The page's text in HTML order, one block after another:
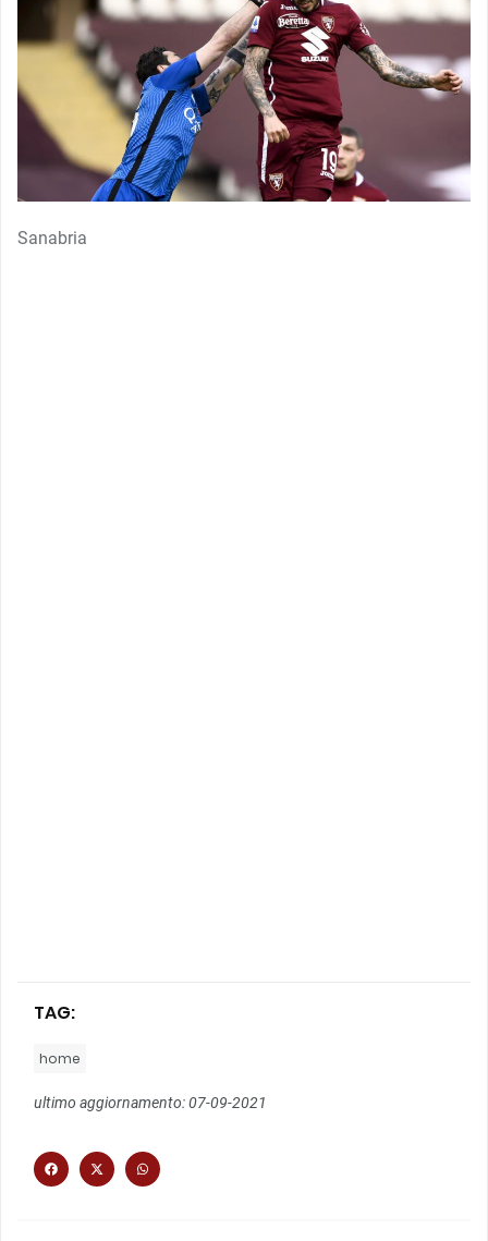
Sanabria
TAG:
home
ultimo aggiornamento: 07-09-2021